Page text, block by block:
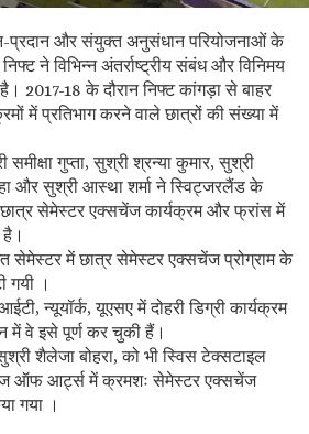
और संयुक्त अनुसंधान परियोजनाओं के
ने विभिन्न अंतर्राष्ट्रीय संबंध और विनिमय
2017-18 के दौरान निफ्ट कांगड़ा से बाहर
में प्रतिभाग करने वाले छात्रों की संख्या में
गुप्ता, सुश्री श्रन्या कुमार, सुश्री
और सुश्री आस्था शर्मा ने स्विट्जरलैंड के
सेमेस्टर एक्सचेंज कार्यक्रम और फ्रांस में
सेमेस्टर में छात्र सेमेस्टर एक्सचेंज प्रोग्राम के
गयी ।
न्यूयॉर्क, यूएसए में दोहरी डिग्री कार्यक्रम
में वे इसे पूर्ण कर चुकी हैं।
शैलेजा बोहरा, को भी स्विस टेक्सटाइल
ऑफ आर्ट्स में क्रमशः सेमेस्टर एक्सचेंज
गया ।